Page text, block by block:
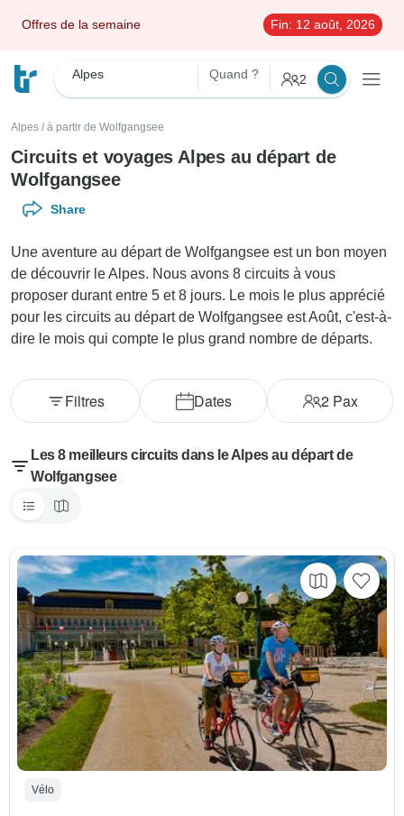
Offres de la semaine Fin: 12 août, 2026
Alpes Quand ? 2
Alpes / à partir de Wolfgangsee
Circuits et voyages Alpes au départ de
Wolfgangsee
Share
Une aventure au départ de Wolfgangsee est un bon moyen
de découvrir le Alpes. Nous avons 8 circuits à vous
proposer durant entre 5 et 8 jours. Le mois le plus apprécié
pour les circuits au départ de Wolfgangsee est Août, c'est-à-
dire le mois qui compte le plus grand nombre de départs.
Dates 2Pax
Filtres
Les 8 meilleurs circuits dans le Alpes au départ de
Wolfgangsee
Vélo